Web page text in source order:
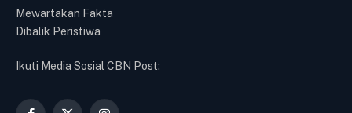
Mewartakan Fakta
Dibalik Peristiwa
Ikuti Media Sosial CBN Post: